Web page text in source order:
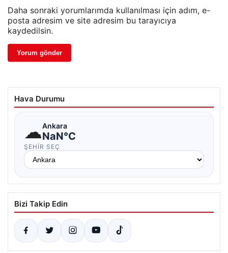
Daha sonraki yorumlarımda kullanılması için adım, e-
posta adresim ve site adresim bu tarayıcıya
kaydedilsin.
Hava Durumu
☁Ankara
NaN°C
ŞEHIR SEÇ
Bizi Takip Edin